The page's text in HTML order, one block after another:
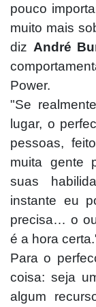
pouco
muito mais
diz André
Power.
"Se
lugar, o
pessoas,
muita gente
suas
instante eu
precisa… o
é a hora
Para o
coisa: seja
algum